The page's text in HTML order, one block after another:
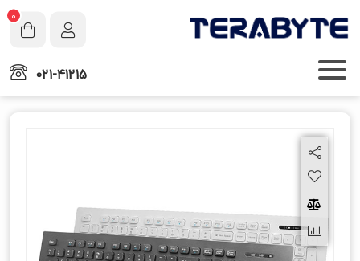
0
021-41215